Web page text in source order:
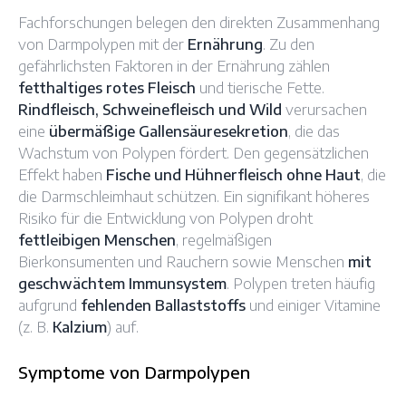
Fachforschungen belegen den direkten Zusammenhang
von Darmpolypen mit der Ernährung. Zu den
gefährlichsten Faktoren in der Ernährung zählen
fetthaltiges rotes Fleisch und tierische Fette.
Rindfleisch, Schweinefleisch und Wild verursachen
eine übermäßige Gallensäuresekretion, die das
Wachstum von Polypen fördert. Den gegensätzlichen
Effekt haben Fische und Hühnerfleisch ohne Haut, die
die Darmschleimhaut schützen. Ein signifikant höheres
Risiko für die Entwicklung von Polypen droht
fettleibigen Menschen, regelmäßigen
Bierkonsumenten und Rauchern sowie Menschen mit
geschwächtem Immunsystem. Polypen treten häufig
aufgrund fehlenden Ballaststoffs und einiger Vitamine
(z. B. Kalzium) auf.
Symptome von Darmpolypen